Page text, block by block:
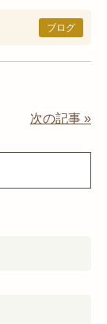
ブログ
次の記事 »